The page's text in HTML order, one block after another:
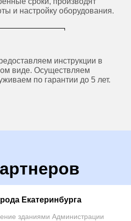
и настройку оборудования.
инструкции в
виде. Осуществляем
по гарантии до 5 лет.
Екатеринбурга
зданиями Администрации